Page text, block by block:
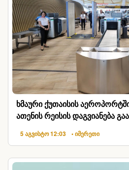
ხმაური ქუთაისის
ათენის რეისის დაგვიანება
5 აგვისტო 12:03 • იმერეთი